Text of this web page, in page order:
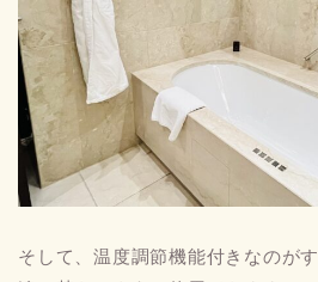
そして、温度調節機能付きなのが